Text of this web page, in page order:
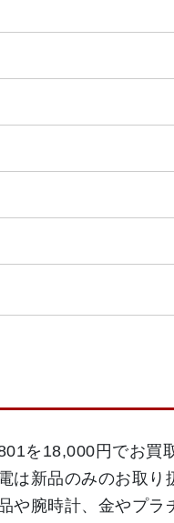
を18,000円でお買
は新品のみのお取
や腕時計、金やプ